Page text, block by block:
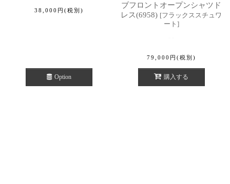
38,000 円 (税別)
Option
ブフロントオープンシャツド
レス(6958) [フラックススチュワ
ート ]
79,000 円 (税別)
購入する